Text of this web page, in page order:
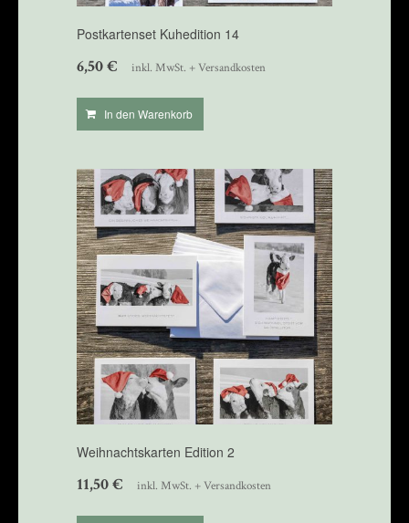
Postkartenset Kuhedition 14
6,50€ inkl. MwSt. + Versandkosten
In den Warenkorb
Weihnachtskarten Edition 2
11,50€ inkl. MwSt. + Versandkosten